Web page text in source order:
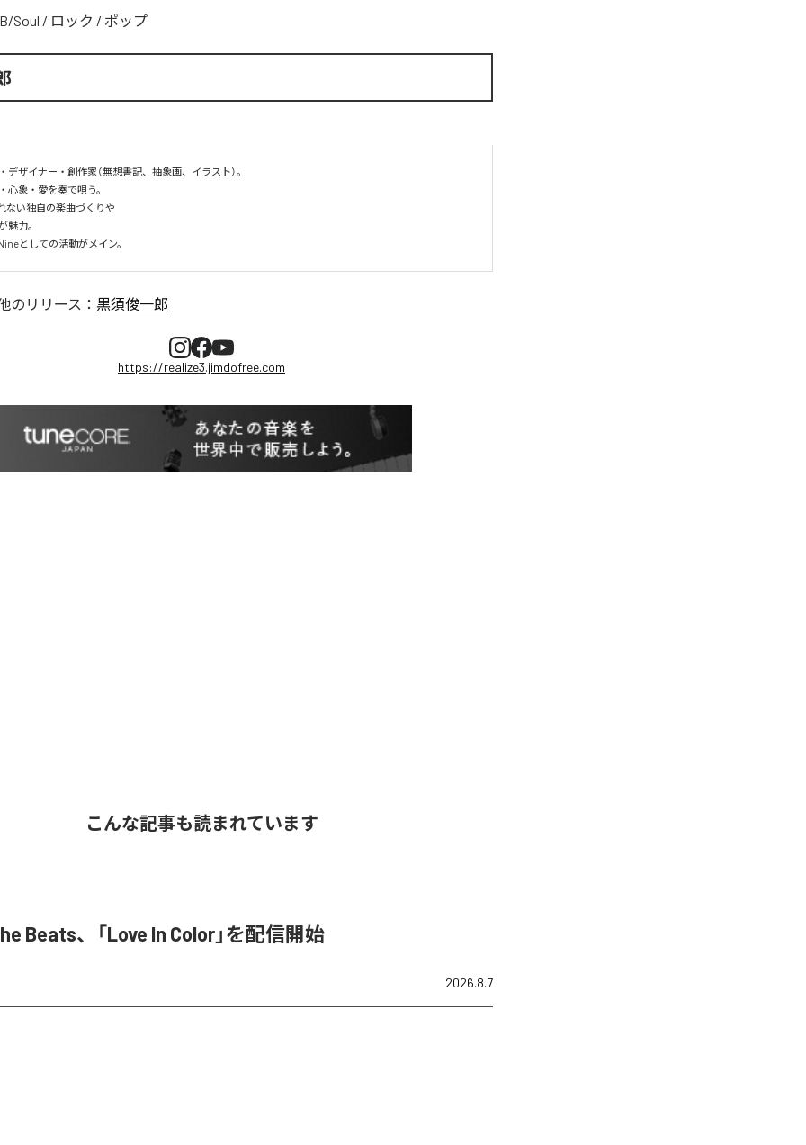
Soul / ロック / ポップ
デザイナー・創作家（無想書記、抽象画、イラスト）。
心象・愛を奏で唄う。
ない独自の楽曲づくりや
魅力。
としての活動がメイン。
のリリース： 黒須俊一郎
https://realize3.jimdofree.com
こんな記事も読まれています
Beats、「Love In Color」を配信開始
2026.8.7